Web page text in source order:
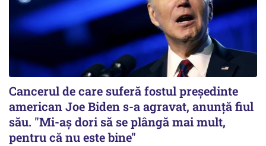
Cancerul de care suferă fostul preşedinte
american Joe Biden s-a agravat, anunță fiul
său. "Mi-aș dori să se plângă mai mult,
pentru că nu este bine"